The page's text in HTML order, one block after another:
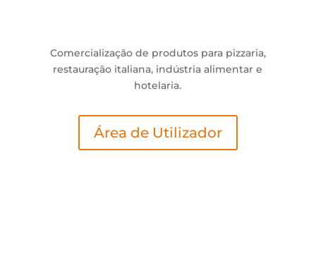
Comercialização de produtos para pizzaria,
restauração italiana, indústria alimentar e
hotelaria.
Área de Utilizador